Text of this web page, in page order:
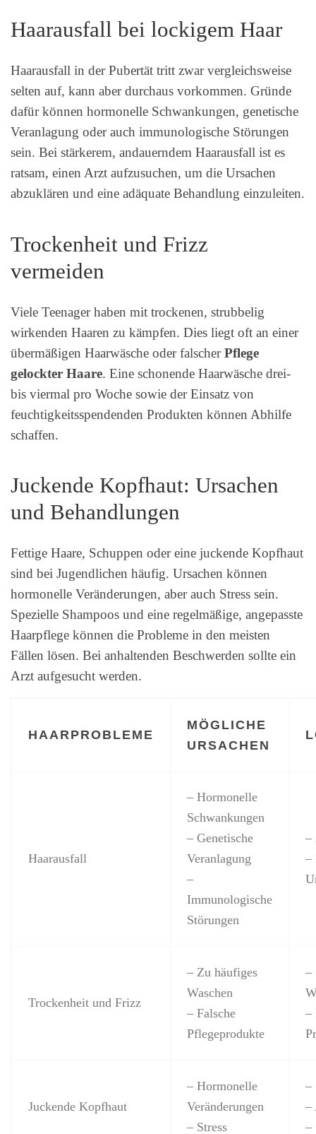
Haarausfall bei lockigem Haar
Haarausfall in der Pubertät tritt zwar vergleichsweise
selten auf, kann aber durchaus vorkommen. Gründe
dafür können hormonelle Schwankungen, genetische
Veranlagung oder auch immunologische Störungen
sein. Bei stärkerem, andauerndem Haarausfall ist es
ratsam, einen Arzt aufzusuchen, um die Ursachen
abzuklären und eine adäquate Behandlung einzuleiten.
Trockenheit und Frizz
vermeiden
Viele Teenager haben mit trockenen, strubbelig
wirkenden Haaren zu kämpfen. Dies liegt oft an einer
übermäßigen Haarwäsche oder falscherPflege
gelockter Haare. Eine schonende Haarwäsche drei-
bis viermal pro Woche sowie der Einsatz von
feuchtigkeitsspendenden Produkten können Abhilfe
schaffen.
Juckende Kopfhaut: Ursachen
und Behandlungen
Fettige Haare, Schuppen oder eine juckende Kopfhaut
sind bei Jugendlichen häufig. Ursachen können
hormonelle Veränderungen, aber auch Stress sein.
Spezielle Shampoos und eine regelmäßige, angepasste
Haarpflege können die Probleme in den meisten
Fällen lösen. Bei anhaltenden Beschwerden sollte ein
Arzt aufgesucht werden.
HAARPROBLEME
MÖGLICHE
URSACHEN
Haarausfall
– Hormonelle
Schwankungen
– Genetische
Veranlagung
–
Immunologische
Störungen
–
–
Trockenheit und Frizz
– Zu häufiges
Waschen
– Falsche
Pflegeprodukte
–
–
Juckende Kopfhaut
– Hormonelle
Veränderungen
– Stress
–
–
–